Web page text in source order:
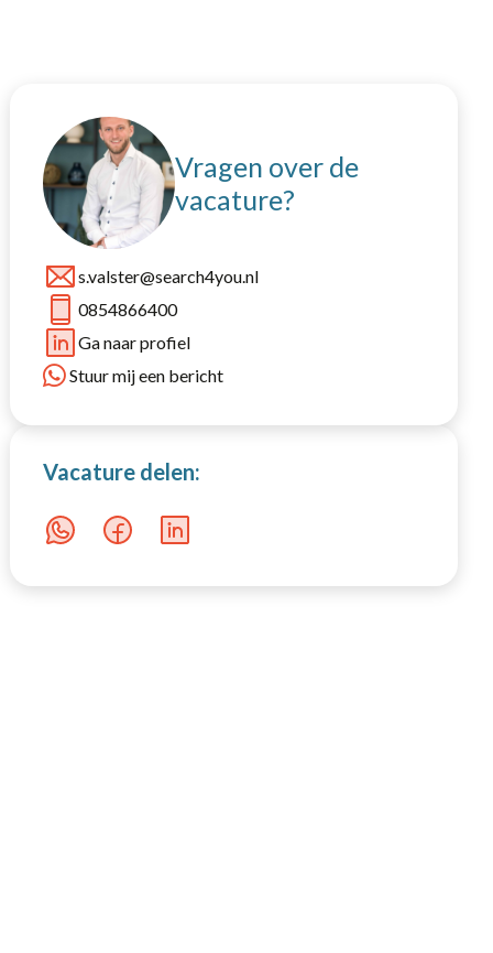
Vacature delen:
Vragen over de
vacature?
s.valster@search4you.nl
0854866400
Ga naar profiel
Stuur mij een bericht
Deventer
Gorinchem
Putten
Veenendaal
Productie